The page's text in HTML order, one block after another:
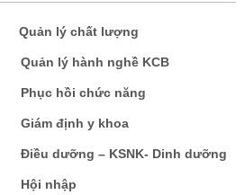
Quản lý chất lượng
Quản lý hành nghề KCB
Phục hồi chức năng
Giám định y khoa
Điều dưỡng – KSNK- Dinh dưỡng
Hội nhập